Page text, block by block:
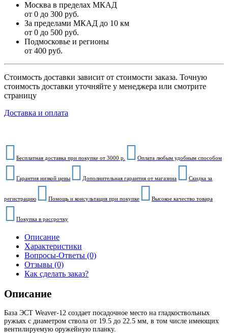
Москва в пределах МКАД
от 0 до 300 руб.
За пределами МКАД до 10 км
от 0 до 500 руб.
Подмосковье и регионы
от 400 руб.
Стоимость доставки зависит от стоимости заказа. Точную
стоимость доставки уточняйте у менеджера или смотрите
страницу
Доставка и оплата
Бесплатная доставка при покупке от 3000 р. Оплата любым удобным способом
Гарантия низкой цены Дополнительная гарантия от магазина Скидка за
регистрацию Помощь и консультация при покупке Высокое качество товара
Покупка в рассрочку
Описание
Характеристики
Вопросы-Ответы (0)
Отзывы (0)
Как сделать заказ?
Описание
База ЭСТ Weaver-12 создает посадочное место на гладкоствольных
ружьях с диаметром ствола от 19.5 до 22.5 мм, в том числе имеющих
вентилируемую оружейную планку.